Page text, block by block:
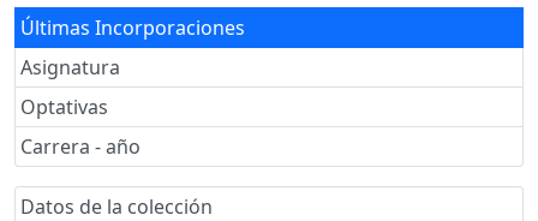
Últimas Incorporaciones
Asignatura
Optativas
Carrera - año
Datos de la colección